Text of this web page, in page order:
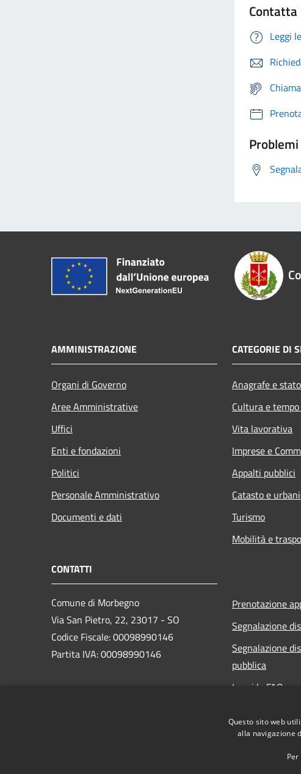
Contatta
Leggi
AMMINISTRAZIONE
Organi di Governo
Aree Amministrative
Uffici
Enti e fondazioni
Politici
Personale Amministrativo
Documenti e dati
CATEGORIE DI
Anagrafe e
Cultura e
Vita lavorativa
Imprese e
Appalti pubblici
Catasto e
Turismo
Mobilità e
CONTATTI
Comune di Morbegno
Via San Pietro, 22, 23017 - SO
Codice Fiscale: 00098990146
Partita IVA: 00098990146
Prenotazione
Segnalazione
Segnalazione
pubblica
Leggi le FAQ
Questo sito web
alla navigazione